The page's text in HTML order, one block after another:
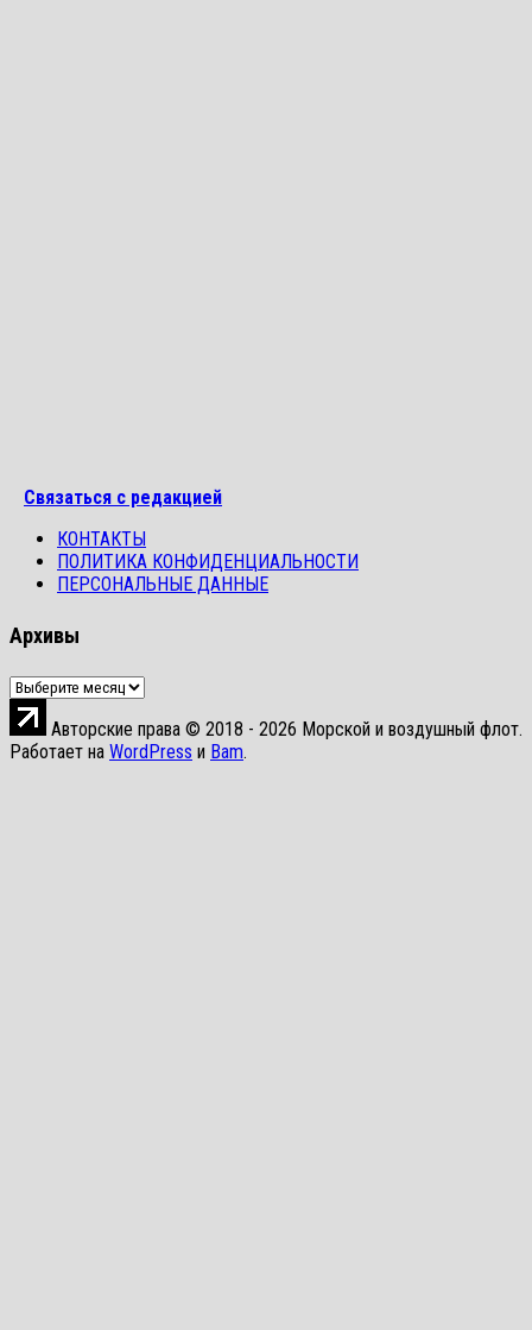
Связаться с редакцией
КОНТАКТЫ
ПОЛИТИКА КОНФИДЕНЦИАЛЬНОСТИ
ПЕРСОНАЛЬНЫЕ ДАННЫЕ
Архивы
Архивы
Авторские права © 2018 - 2026 Морской и воздушный флот.
Работает на WordPress и Bam.